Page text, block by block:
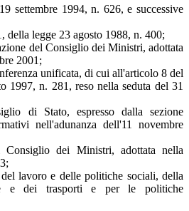
settembre 1994, n. 626, e successive
della legge 23 agosto 1988, n. 400;
del Consiglio dei Ministri, adottata
2001;
unificata, di cui all'articolo 8 del
1997, n. 281, reso nella seduta del 31
di Stato, espresso dalla sezione
nell'adunanza dell'11 novembre
Consiglio dei Ministri, adottata nella
lavoro e delle politiche sociali, della
e dei trasporti e per le politiche